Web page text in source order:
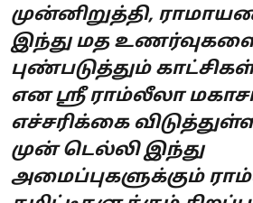
முன்னிறுத்தி,
இந்து மத
புண்படுத்தும்
என ஸ்ரீ ராம்லீலா
எச்சரிக்கை
முன் டெல்லி இந்து
அமைப்புகளுக்கும்